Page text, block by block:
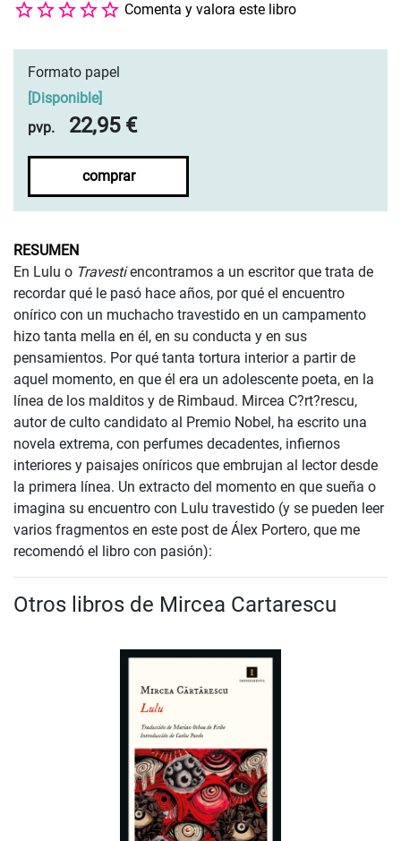
Comenta y valora este libro
Formato papel
Disponible]
pvp.
22,95 €
comprar
RESUMEN
En Lulu o Travestiencontramos a un escritor que trata de
recordar qué le pasó hace años, por qué el encuentro
onírico con un muchacho travestido en un campamento
hizo tanta mella en él, en su conducta y en sus
pensamientos. Por qué tanta tortura interior a partir de
aquel momento, en que él era un adolescente poeta, en la
línea de los malditos y de Rimbaud. Mircea C?rt?rescu,
autor de culto candidato al Premio Nobel, ha escrito una
novela extrema, con perfumes decadentes, infiernos
interiores y paisajes oníricos que embrujan al lector desde
la primera línea. Un extracto del momento en que sueña o
imagina su encuentro con Lulu travestido (y se pueden leer
varios fragmentos en este post de Álex Portero, que me
recomendó el libro con pasión):
Otros libros de Mircea Cartarescu